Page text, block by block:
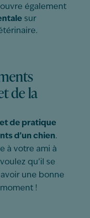
également
sur
de la
de pratique
d’un chien.
à votre ami à
qu’il se
une bonne
!